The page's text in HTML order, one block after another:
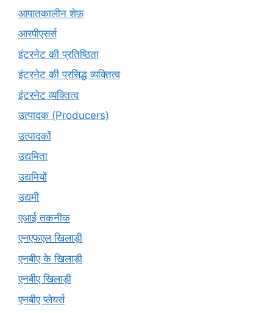
आपातकालीन शेफ़
आरपीएसर्स
इंटरनेट की प्रतिष्ठिता
इंटरनेट की प्रसिद्ध व्यक्तित्व
इंटरनेट व्यक्तित्व
उत्पादक (Producers)
उत्पादकों
उद्यमिता
उद्यमियों
उद्यमी
एआई तकनीक
एनएफएल खिलाड़ी
एनबीए के खिलाड़ी
एनबीए खिलाड़ी
एनबीए प्लेयर्स